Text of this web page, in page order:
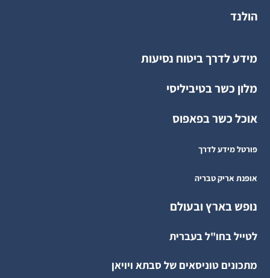
הולנד
מידע לדרך ביטוח נסיעות
מלון כשר בטיביליסי
אוכל כשר בפאפוס
פורטל מידע לדרך
אופנת אריק טבריה
נופש בארץ ובעולם
לטייל בחו"ל בעברית
מתכונים טוניסאים של סבתא ויויאן